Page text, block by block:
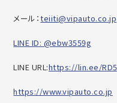
メール：teiiti@vipauto.co.jp
LINE ID: @ebw3559g
LINE URL:https://lin.ee/
https://www.vipauto.co.jp